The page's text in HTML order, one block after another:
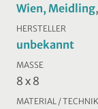
Wien, Meidling
HERSTELLER
unbekannt
MASSE
8 x 8
MATERIAL / TECHNIK